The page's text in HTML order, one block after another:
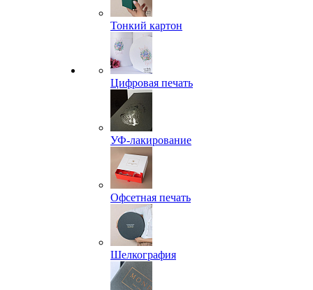
Тонкий картон
Цифровая печать
УФ-лакирование
Офсетная печать
Шелкография